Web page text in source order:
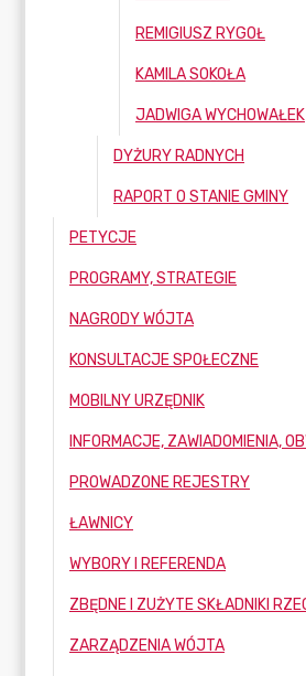
REMIGIUSZ RYGOŁ
KAMILA SOKOŁA
JADWIGA WYCHOWAŁEK
DYŻURY RADNYCH
RAPORT O STANIE GMINY
PETYCJE
PROGRAMY, STRATEGIE
NAGRODY WÓJTA
KONSULTACJE SPOŁECZNE
MOBILNY URZĘDNIK
PROWADZONE REJESTRY
ŁAWNICY
WYBORY I REFERENDA
ZARZĄDZENIA WÓJTA